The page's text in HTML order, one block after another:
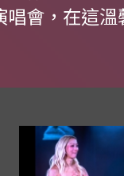
會，在這溫